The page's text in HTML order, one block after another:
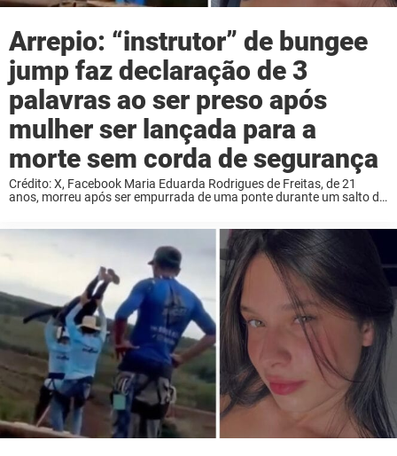
Arrepio: “instrutor” de bungee
jump faz declaração de 3
palavras ao ser preso após
mulher ser lançada para a
morte sem corda de segurança
Crédito: X, Facebook Maria Eduarda Rodrigues de Freitas, de 21
anos, morreu após ser empurrada de uma ponte durante um salto de